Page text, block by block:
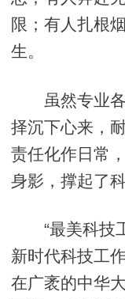
限；有人扎根
生。
虽然专业各
择沉下心来，
责任化作日常
身影，撑起了
“最美科技工
新时代科技工
在广袤的中华